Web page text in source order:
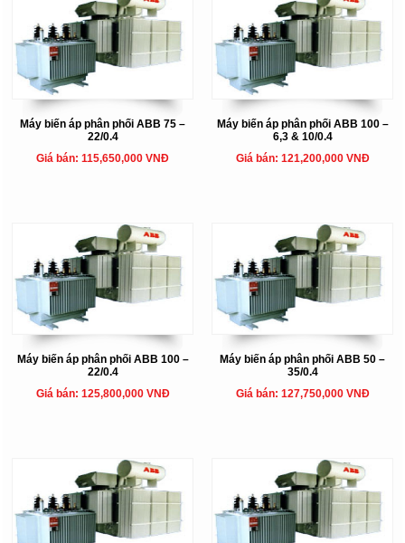
Máy biến áp phân phối ABB 75 –
22/0.4
Giá bán: 115,650,000 VNĐ
Máy biến áp phân phối ABB 100 –
6,3 & 10/0.4
Giá bán: 121,200,000 VNĐ
Máy biến áp phân phối ABB 100 –
22/0.4
Giá bán: 125,800,000 VNĐ
Máy biến áp phân phối ABB 50 –
35/0.4
Giá bán: 127,750,000 VNĐ